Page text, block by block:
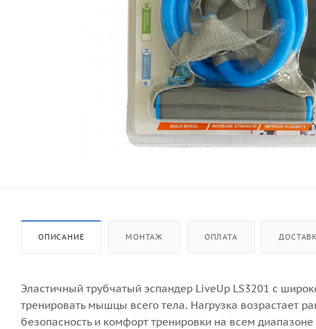
ОПИСАНИЕ МОНТАЖ ОПЛАТА
Эластичный трубчатый эспандер LiveUp LS3201 с
тренировать мышцы всего тела. Нагрузка возрастает
безопасность и комфорт тренировки на всем